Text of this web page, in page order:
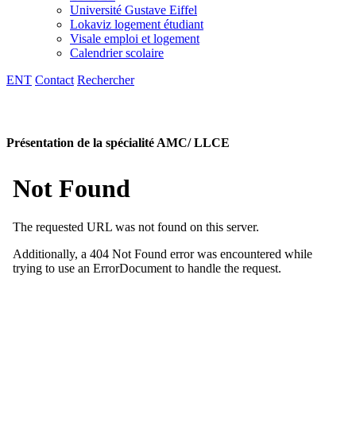
Université Gustave Eiffel
Lokaviz logement étudiant
Visale emploi et logement
Calendrier scolaire
ENT Contact Rechercher
Présentation de la spécialité AMC/ LLCE